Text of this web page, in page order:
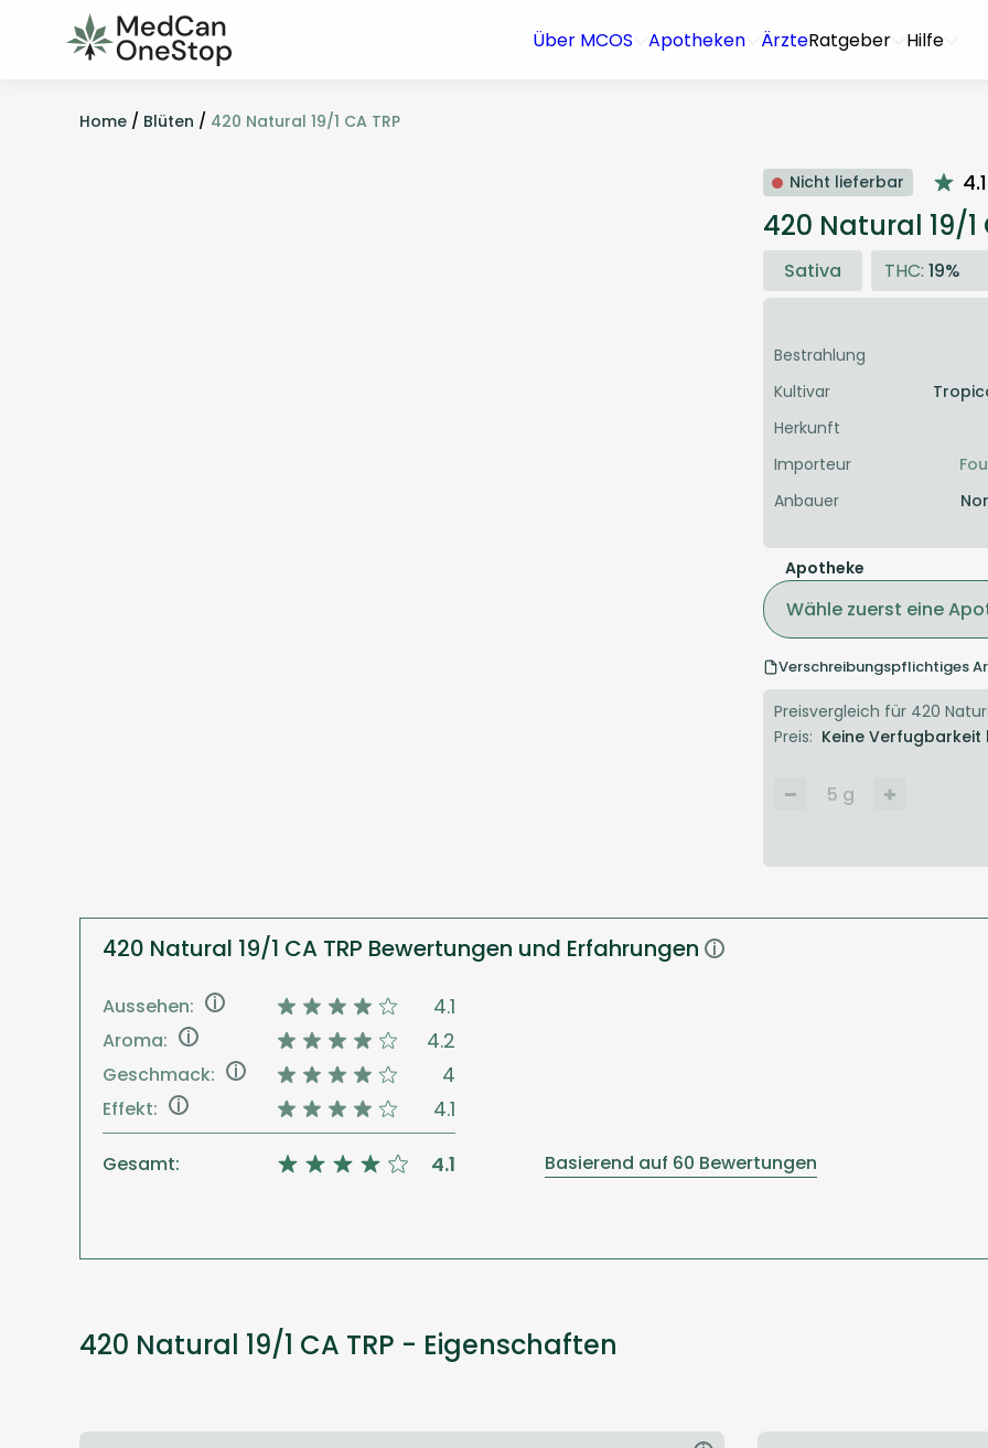
Über MCOS Apotheken ÄrzteRatgeber Hilfe
Home / Blüten / 420 Natural 19/1 CA TRP
Nicht lieferbar 4.1
420 Natural 19/1
Sativa THC: 19%
Bestrahlung
Kultivar
Herkunft
Importeur
Anbauer
Apotheke
Wähle zuerst eine
Verschreibungspflichtiges
Preisvergleich für 420
Preis: Keine
5 g
420 Natural 19/1 CA TRP Bewertungen und Erfahrungen i
Aussehen: i 4.1
Aroma: i 4.2
Geschmack: i 4
Effekt: i 4.1
Gesamt: 4.1 Basierend auf 60 Bewertungen
420 Natural 19/1 CA TRP - Eigenschaften